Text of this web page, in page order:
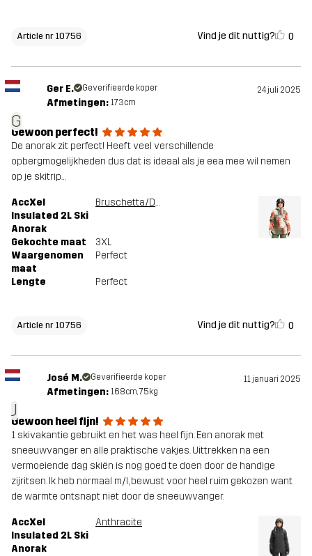
Article nr 10756 Vind je dit nuttig? 0
G
Ger E. Geverifieerde koper 24 juli 2025
Afmetingen: 173cm
Gewoon perfect!
De anorak zit perfect! Heeft veel verschillende
opbergmogelijkheden dus dat is ideaal als je eea mee wil nemen
op je skitrip…
AccXel
Insulated 2L Ski
Anorak
Bruschetta/Dusty Green
Gekochte maat
3XL
Waargenomen
maat
Perfect
Lengte Perfect
Article nr 10756 Vind je dit nuttig? 0
J
José M. Geverifieerde koper 11 januari 2025
Afmetingen: 168cm, 75kg
Gewoon heel fijn!
1 skivakantie gebruikt en het was heel fijn. Een anorak met
sneeuwvanger en alle praktische vakjes. Uittrekken na een
vermoeiende dag skiën is nog goed te doen door de handige
zijritsen. Ik heb normaal m/l, bewust voor heel ruim gekozen want
de warmte ontsnapt niet door de sneeuwvanger.
AccXel
Insulated 2L Ski
Anorak
Anthracite